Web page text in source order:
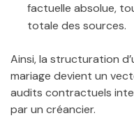
factuelle absolue,
totale des sources.
Ainsi, la structuration
mariage devient un
audits contractuels
par un créancier.